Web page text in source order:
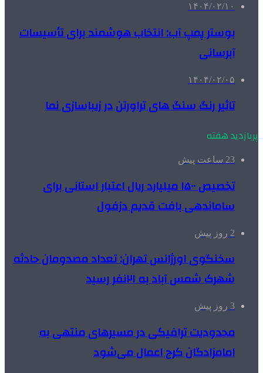
۱۴۰۴/۰۲/۱۰
بوستر پمپ آب: انتخاب هوشمند برای تأسیسات
آبرسانی
۱۴۰۴/۰۲/۰۵
تاثیر رنگ سنگ های تراورتن در زیباسازی نما
پربازدید هفته
23 ساعت پیش
تخصیص ۱۵۰۰ میلیارد ریال اعتبار استانی برای
ساماندهی بافت قدیم دزفول
2 روز پیش
سخنگوی اورژانس تهران: تعداد مصدومان حادثه
شهرک شمس آباد به ۲۱نفر رسید
3 روز پیش
محدودیت ترافیکی در مسیرهای منتهی به
امامزادگان کرج اعمال می‌شود